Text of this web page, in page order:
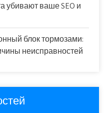
убивают ваше SEO и
блок тормозами:
неисправностей